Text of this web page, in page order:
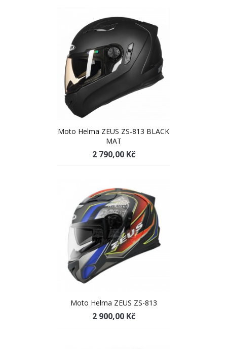
Moto Helma ZEUS ZS-813 BLACK
MAT
2 790,00 Kč
Moto Helma ZEUS ZS-813
2 900,00 Kč